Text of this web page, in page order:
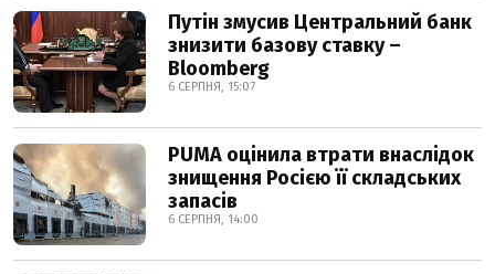
Путін змусив Центральний банк
знизити базову ставку –
Bloomberg
6 СЕРПНЯ, 15:07
PUMA оцінила втрати внаслідок
знищення Росією її складських
запасів
6 СЕРПНЯ, 14:00